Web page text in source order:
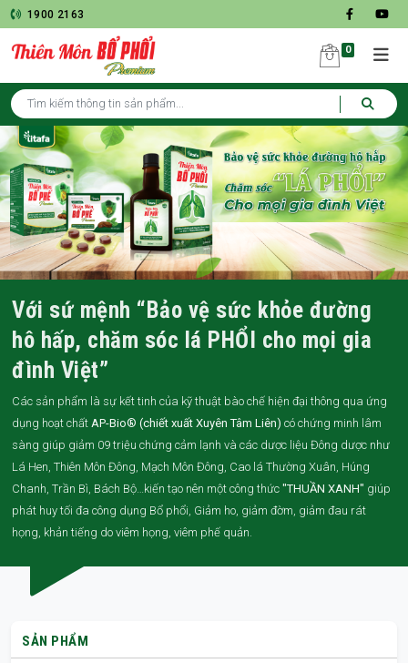
1900 2163
0
Với sứ mệnh “Bảo vệ sức khỏe đường
hô hấp, chăm sóc lá PHỔI cho mọi gia
đình Việt”
Các sản phẩm là sự kết tinh của kỹ thuật bào chế hiện đại thông qua ứng
dụng hoạt chất AP-Bio® (chiết xuất Xuyên Tâm Liên) có chứng minh lâm
sàng giúp giảm 09 triệu chứng cảm lạnh và các dược liệu Đông dược như
Lá Hen, Thiên Môn Đông, Mạch Môn Đông, Cao lá Thường Xuân, Húng
Chanh, Trần Bì, Bách Bộ…kiến tạo nên một công thức "THUẦN XANH" giúp
phát huy tối đa công dụng Bổ phổi, Giảm ho, giảm đờm, giảm đau rát
họng, khản tiếng do viêm họng, viêm phế quản.
SẢN PHẨM